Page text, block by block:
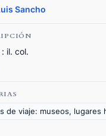
Sancho
il. col.
de viaje: museos, lugares